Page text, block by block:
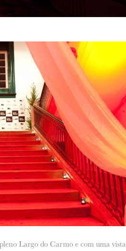
Largo do Carmo e com uma vista